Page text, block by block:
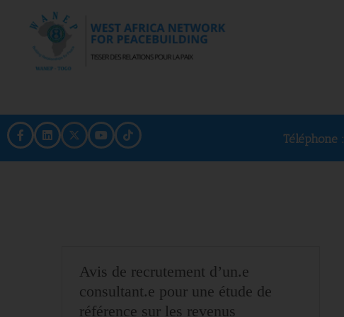
Téléphone :
Avis de recrutement d’un.e
consultant.e pour une étude de
référence sur les revenus